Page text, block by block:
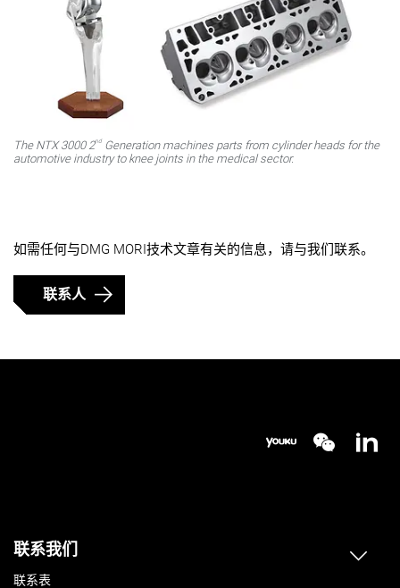
The NTX 3000 2nd Generation machines parts from cylinder heads for the
automotive industry to knee joints in the medical sector.
如需任何与DMG MORI技术文章有关的信息，请与我们联系。
联系人
联系我们
联系表